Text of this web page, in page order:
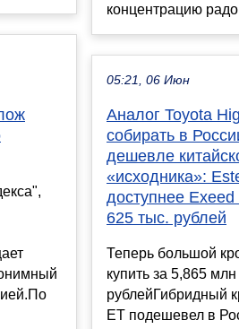
концентрацию
05:21, 06 Июн
Аналог Toyota
собирать в
дешевле
«исходника»:
доступнее
625 тыс. рублей
Теперь большой
купить за 5,865 млн
рублейГибридный
ET подешевел в